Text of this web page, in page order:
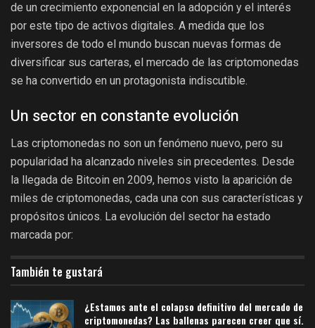
de un crecimiento exponencial en la adopción y el interés
por este tipo de activos digitales. A medida que los
inversores de todo el mundo buscan nuevas formas de
diversificar sus carteras, el mercado de las criptomonedas
se ha convertido en un protagonista indiscutible.
Un sector en constante evolución
Las criptomonedas no son un fenómeno nuevo, pero su
popularidad ha alcanzado niveles sin precedentes. Desde
la llegada de Bitcoin en 2009, hemos visto la aparición de
miles de criptomonedas, cada una con sus características y
propósitos únicos. La evolución del sector ha estado
marcada por:
También te gustará
¿Estamos ante el colapso definitivo del mercado de
criptomonedas? Las ballenas parecen creer que sí.